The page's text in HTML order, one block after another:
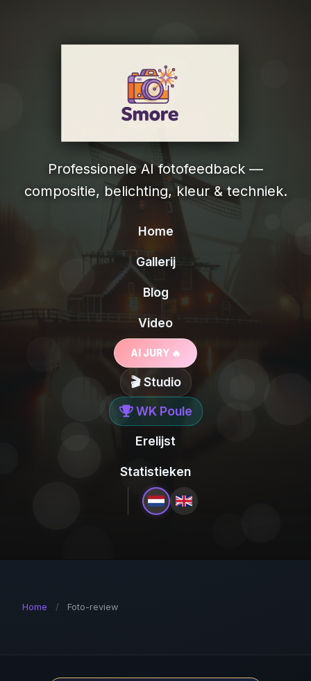
Professionele AI fotofeedback —
compositie, belichting, kleur & techniek.
Home
Gallerij
Blog
Video
AI JURY 🔥
🎬 Studio
WK Poule
Erelijst
Statistieken
Home / Foto-review